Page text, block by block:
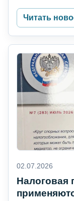
Читать
02.07.2026
Налоговая